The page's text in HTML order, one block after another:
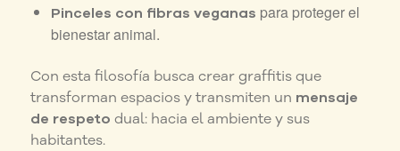
Pinceles con fibras veganas para proteger el
bienestar animal.
Con esta filosofía busca crear graffitis que
transforman espacios y transmiten un mensaje
de respeto dual: hacia el ambiente y sus
habitantes.